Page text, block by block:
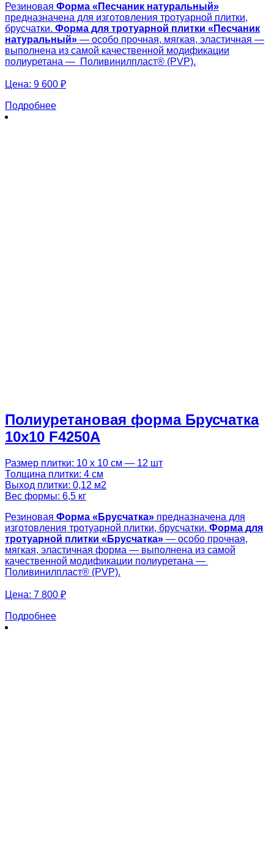
Резиновая Форма « Песчаник натуральный»
предназначена для изготовления тротуарной плитки,
брусчатки. Форма для тротуарной плитки « Песчаник
натуральный» — особо прочная, мягкая, эластичная —
выполнена из самой качественной модификации
полиуретана — Поливинилпласт® (PVP).
Цена: 9 600 ₽
Подробнее
Полиуретановая форма Брусчатка
10х10 F4250A
Размер плитки: 10 х 10 см — 12 шт
Толщина плитки: 4 см
Выход плитки: 0,12 м2
Вес формы: 6,5 кг
Резиновая Форма « Брусчатка» предназначена для
изготовления тротуарной плитки, брусчатки. Форма для
тротуарной плитки « Брусчатка» — особо прочная,
мягкая, эластичная форма — выполнена из самой
качественной модификации полиуретана —
Поливинилпласт® (PVP).
Цена: 7 800 ₽
Подробнее